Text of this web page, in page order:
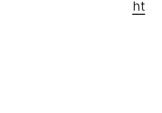
im Forschungsbericht